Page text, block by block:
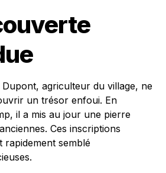
agriculteur du village, ne
un trésor enfoui. En
il a mis au jour une pierre
Ces inscriptions
rapidement semblé